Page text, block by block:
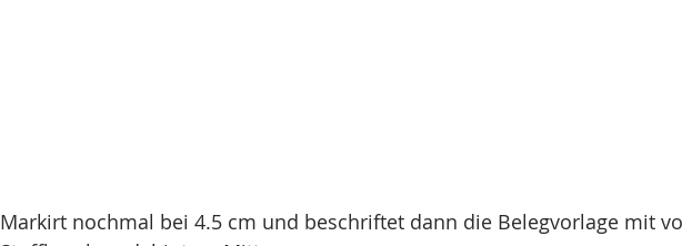
Markirt nochmal bei 4.5 cm und beschriftet dann die Belegvorlage mit